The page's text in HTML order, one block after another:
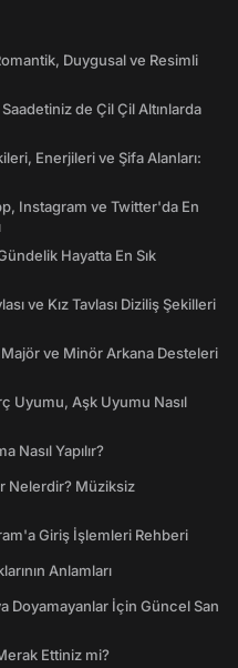
Duygusal ve Resimli
de Çil Çil Altınlarda
Enerjileri ve Şifa Alanları:
Instagram ve Twitter'da En
Hayatta En Sık
ve Kız Tavlası Diziliş Şekilleri
Majör ve Minör Arkana Desteleri
Uyumu, Aşk Uyumu Nasıl
Nasıl Yapılır?
Nelerdir? Müziksiz
Giriş İşlemleri Rehberi
Anlamları
Doyamayanlar İçin Güncel San
Ettiniz mi?